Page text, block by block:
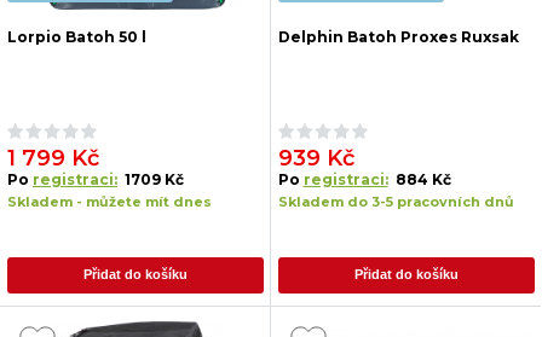
Lorpio Batoh 50 l
1 799 Kč
Po registraci: 1709 Kč
Skladem - můžete mít dnes
Přidat do košíku
Delphin Batoh Proxes Ruxsak
939 Kč
Po registraci: 884 Kč
Skladem do 3-5 pracovních dnů
Přidat do košíku